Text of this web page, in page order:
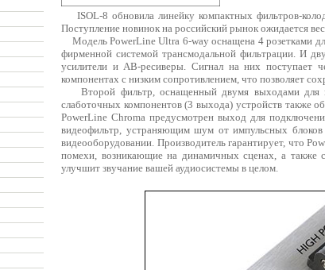
ISOL-8 обновила линейку компактных фильтров-
Поступление новинок на российский рынок ожидается
Модель PowerLine Ultra 6-way оснащена 4 розетками
фирменной системой трансмодальной фильтрации. И
усилители и АВ-ресиверы. Сигнал на них поступает
компонентах с низким сопротивлением, что позволяет
Второй фильтр, оснащенный двумя выходами для
слаботочных компонентов (3 выхода) устройств также
PowerLine Chroma предусмотрен выход для
видеофильтр, устраняющим шум от импульсных
видеооборудовании. Производитель гарантирует, что
помехи, возникающие на динамичных сценах, а также
улучшит звучание вашей аудиосистемы в целом.